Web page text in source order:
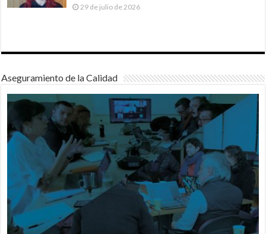
29 de julio de 2026
Aseguramiento de la Calidad